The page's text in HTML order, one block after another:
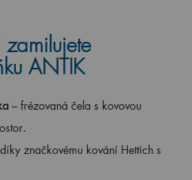
ANTIK
– frézovaná čela s kovovou
značkovému kování Hettich s